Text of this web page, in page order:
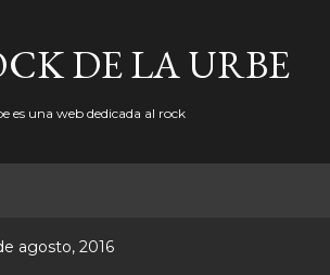
DE LA URBE
es una web dedicada al rock
agosto, 2016